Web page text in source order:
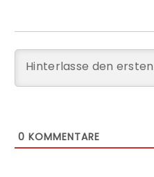
0 KOMMENTARE